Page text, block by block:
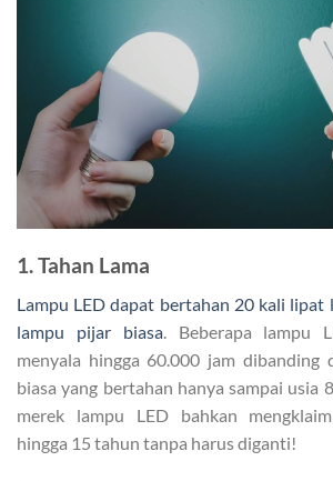
1. Tahan Lama
Lampu LED dapat bertahan 20 kali lipat
lampu pijar biasa. Beberapa lampu
menyala hingga 60.000 jam dibanding
biasa yang bertahan hanya sampai usia
merek lampu LED bahkan
hingga 15 tahun tanpa harus diganti!